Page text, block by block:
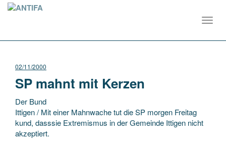
02/11/2000
SP mahnt mit Kerzen
Der Bund
Ittigen / Mit einer Mahnwache tut die SP morgen Freitag
kund, dasssie Extremismus in der Gemeinde Ittigen nicht
akzeptiert.